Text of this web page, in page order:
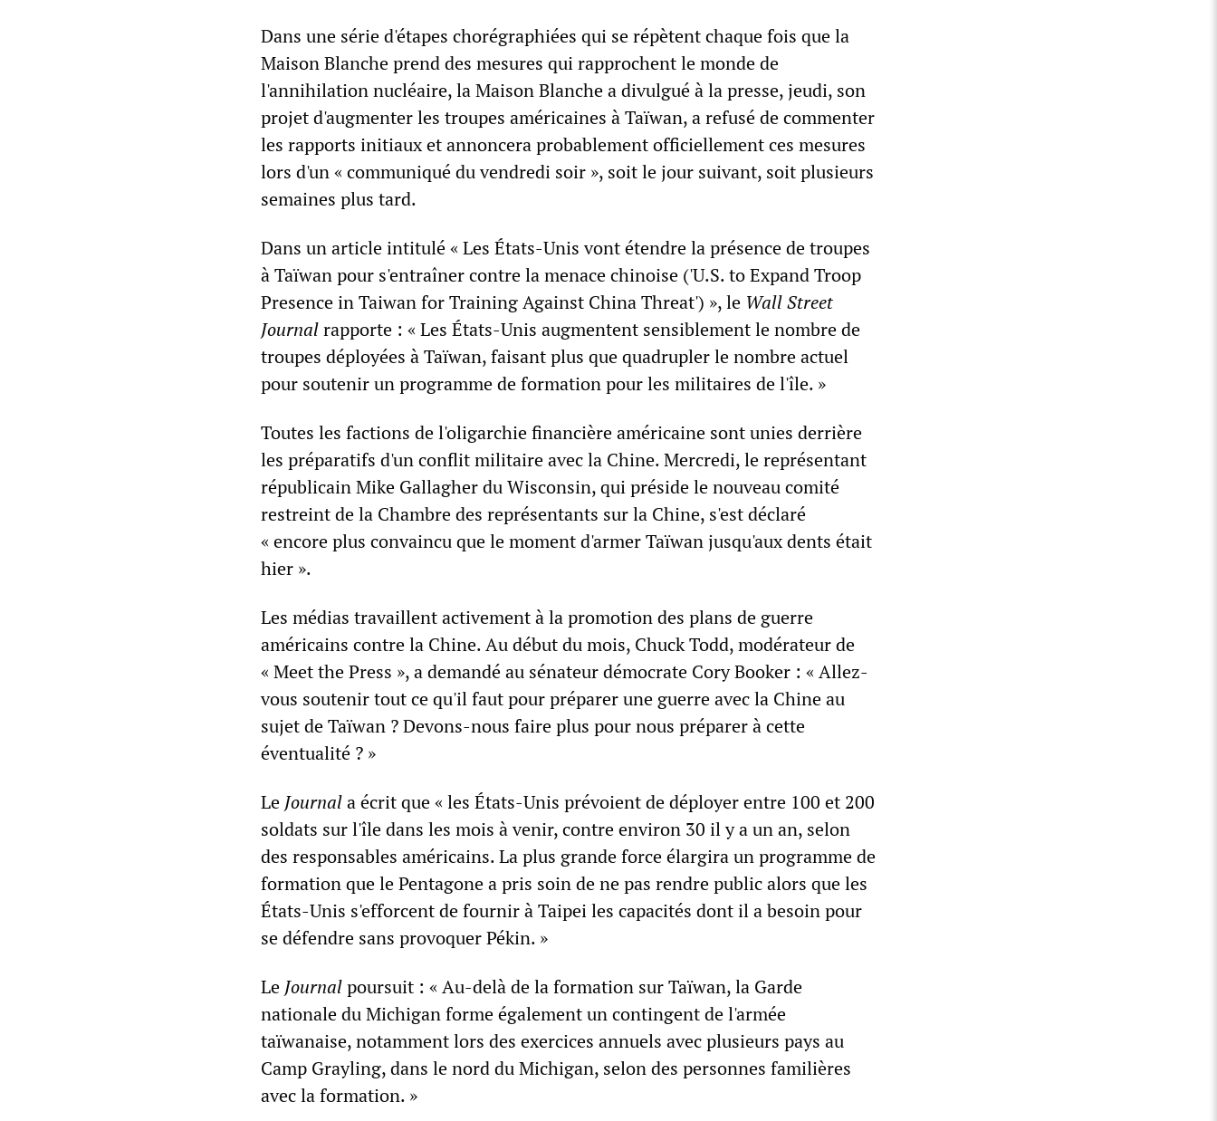
Dans une série d'étapes chorégraphiées qui se répètent chaque fois que la
Maison Blanche prend des mesures qui rapprochent le monde de
l'annihilation nucléaire, la Maison Blanche a divulgué à la presse, jeudi, son
projet d'augmenter les troupes américaines à Taïwan, a refusé de commenter
les rapports initiaux et annoncera probablement officiellement ces mesures
lors d'un « communiqué du vendredi soir », soit le jour suivant, soit plusieurs
semaines plus tard.
Dans un article intitulé « Les États-Unis vont étendre la présence de troupes
à Taïwan pour s'entraîner contre la menace chinoise ('U.S. to Expand Troop
Presence in Taiwan for Training Against China Threat') », le Wall Street
Journalrapporte : « Les États-Unis augmentent sensiblement le nombre de
troupes déployées à Taïwan, faisant plus que quadrupler le nombre actuel
pour soutenir un programme de formation pour les militaires de l'île. »
Toutes les factions de l'oligarchie financière américaine sont unies derrière
les préparatifs d'un conflit militaire avec la Chine. Mercredi, le représentant
républicain Mike Gallagher du Wisconsin, qui préside le nouveau comité
restreint de la Chambre des représentants sur la Chine, s'est déclaré
« encore plus convaincu que le moment d'armer Taïwan jusqu'aux dents était
hier ».
Les médias travaillent activement à la promotion des plans de guerre
américains contre la Chine. Au début du mois, Chuck Todd, modérateur de
« Meet the Press », a demandé au sénateur démocrate Cory Booker : « Allez-
vous soutenir tout ce qu'il faut pour préparer une guerre avec la Chine au
sujet de Taïwan ? Devons-nous faire plus pour nous préparer à cette
éventualité ? »
Le Journala écrit que « les États-Unis prévoient de déployer entre 100 et 200
soldats sur l'île dans les mois à venir, contre environ 30 il y a un an, selon
des responsables américains. La plus grande force élargira un programme de
formation que le Pentagone a pris soin de ne pas rendre public alors que les
États-Unis s'efforcent de fournir à Taipei les capacités dont il a besoin pour
se défendre sans provoquer Pékin. »
Le Journalpoursuit : « Au-delà de la formation sur Taïwan, la Garde
nationale du Michigan forme également un contingent de l'armée
taïwanaise, notamment lors des exercices annuels avec plusieurs pays au
Camp Grayling, dans le nord du Michigan, selon des personnes familières
avec la formation. »